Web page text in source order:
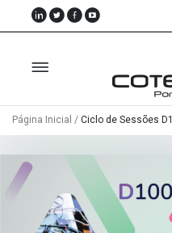
Sobre
Nós
Associados
Página Inicial / Ciclo de Sessões